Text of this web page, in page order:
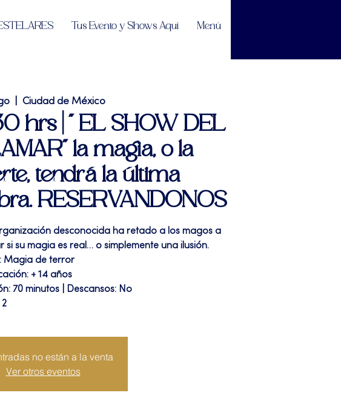
Tus Evento y Shows Aquí Menú
Ciudad de México
hrs | " EL SHOW DEL
la magia, o la
tendrá la última
RESERVANDONOS
desconocida ha retado a los magos a
si su magia es real… o simplemente una ilusión.
Magia de terror
+ 14 años
70 minutos | Descansos: No
no están a la venta
Ver otros eventos